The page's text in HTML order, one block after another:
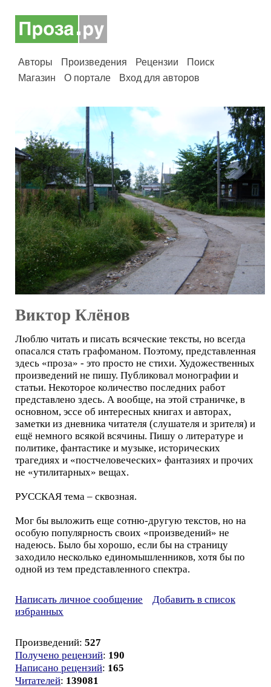
Авторы Произведения Рецензии
Поиск
Магазин
О портале Вход для авторов
Виктор Клёнов
Люблю читать и писать всяческие тексты, но всегда
опасался стать графоманом. Поэтому, представленная
здесь «проза» - это просто не стихи. Художественных
произведений не пишу. Публиковал монографии и
статьи. Некоторое количество последних работ
представлено здесь. А вообще, на этой страничке, в
основном, эссе об интересных книгах и авторах,
заметки из дневника читателя (слушателя и зрителя) и
ещё немного всякой всячины. Пишу о литературе и
политике, фантастике и музыке, исторических
трагедиях и «постчеловеческих» фантазиях и прочих
не «утилитарных» вещах.
РУССКАЯ тема – сквозная.
Мог бы выложить еще сотню-другую текстов, но на
особую популярность своих «произведений» не
надеюсь. Было бы хорошо, если бы на страницу
заходило несколько единомышленников, хотя бы по
одной из тем представленного спектра.
Написать личное сообщение
Добавить в список
избранных
Произведений: 527
Получено рецензий: 190
Написано рецензий: 165
Читателей: 139081